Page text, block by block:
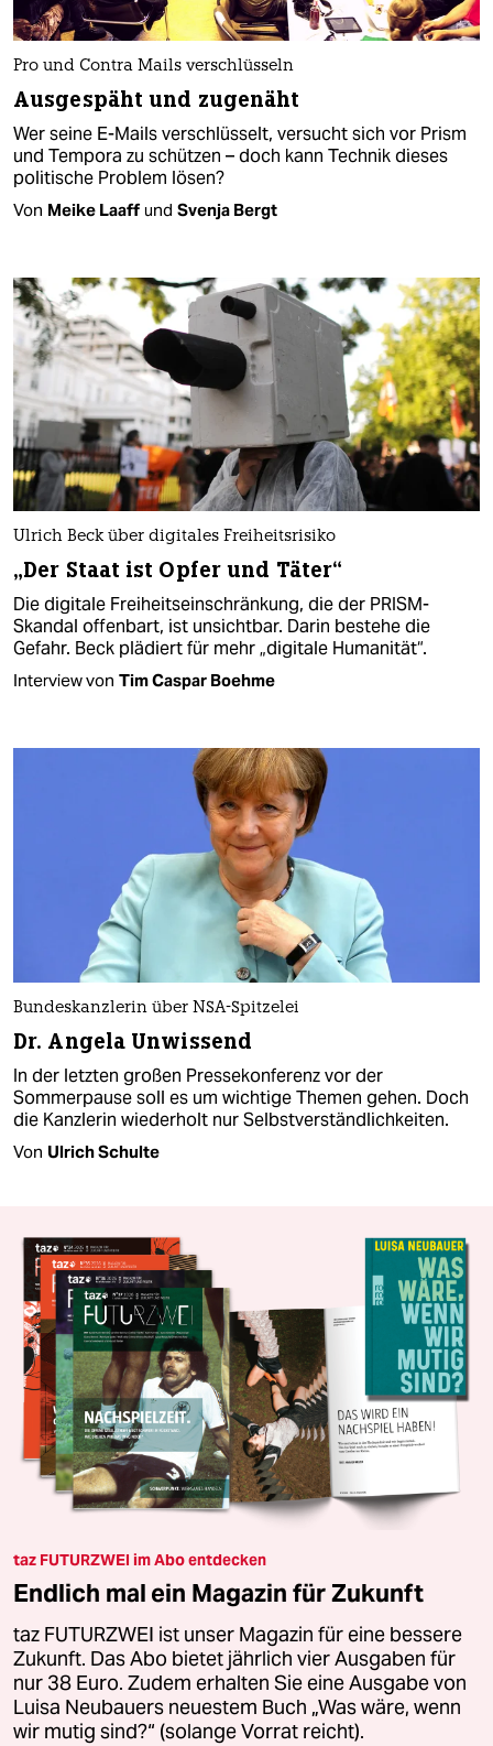
Pro und Contra Mails verschlüsseln
Ausgespäht und zugenäht
Wer seine E-Mails verschlüsselt, versucht sich vor Prism
und Tempora zu schützen – doch kann Technik dieses
politische Problem lösen?
Von Meike Laaff und Svenja Bergt
Ulrich Beck über digitales Freiheitsrisiko
„Der Staat ist Opfer und Täter“
Die digitale Freiheitseinschränkung, die der PRISM-
Skandal offenbart, ist unsichtbar. Darin bestehe die
Gefahr. Beck plädiert für mehr „digitale Humanität“.
Interview von Tim Caspar Boehme
Bundeskanzlerin über NSA-Spitzelei
Dr. Angela Unwissend
In der letzten großen Pressekonferenz vor der
Sommerpause soll es um wichtige Themen gehen. Doch
die Kanzlerin wiederholt nur Selbstverständlichkeiten.
Von Ulrich Schulte
taz FUTURZWEI im Abo entdecken
Endlich mal ein Magazin für Zukunft
taz FUTURZWEI ist unser Magazin für eine bessere
Zukunft. Das Abo bietet jährlich vier Ausgaben für
nur 38 Euro. Zudem erhalten Sie eine Ausgabe von
Luisa Neubauers neuestem Buch „Was wäre, wenn
wir mutig sind?“ (solange Vorrat reicht).